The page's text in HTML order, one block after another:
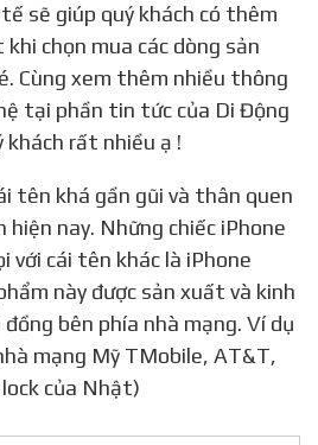
sẽ giúp quý khách có thêm
chọn mua các dòng sản
Cùng xem thêm nhiều thông
tại phần tin tức của Di Động
khách rất nhiều ạ !
hiện nay. Những chiếc iPhone
với cái tên khác là iPhone
này được sản xuất và kinh
bên phía nhà mạng. Ví dụ
mạng Mỹ TMobile, AT&T,
của Nhật)